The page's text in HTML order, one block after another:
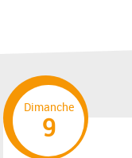
Dimanche
9